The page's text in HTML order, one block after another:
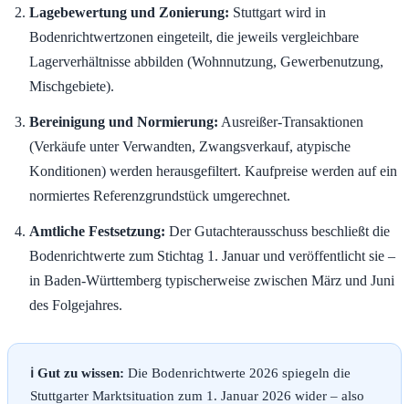
Lagebewertung und Zonierung: Stuttgart wird in
Bodenrichtwertzonen eingeteilt, die jeweils vergleichbare
Lagerverhältnisse abbilden (Wohnnutzung, Gewerbenutzung,
Mischgebiete).
Bereinigung und Normierung: Ausreißer-Transaktionen
(Verkäufe unter Verwandten, Zwangsverkauf, atypische
Konditionen) werden herausgefiltert. Kaufpreise werden auf ein
normiertes Referenzgrundstück umgerechnet.
Amtliche Festsetzung: Der Gutachterausschuss beschließt die
Bodenrichtwerte zum Stichtag 1. Januar und veröffentlicht sie –
in Baden-Württemberg typischerweise zwischen März und Juni
des Folgejahres.
ℹ️ Gut zu wissen: Die Bodenrichtwerte 2026 spiegeln die
Stuttgarter Marktsituation zum 1. Januar 2026 wider – also